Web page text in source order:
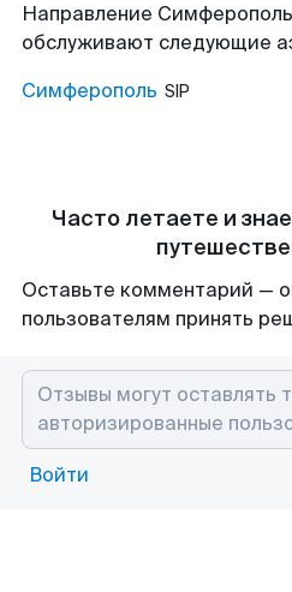
Направление
обслуживают следующие
Симферополь SIP
Часто летаете и
Оставьте комментарий —
пользователям принять
Войти